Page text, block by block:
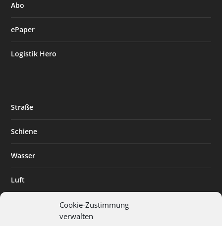
Cookie-Zustimmung
verwalten
Abo
ePaper
Logistik Hero
Straße
Schiene
Wasser
Luft